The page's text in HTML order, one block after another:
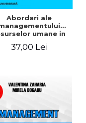
Abordari ale
umane in
37,00 Lei